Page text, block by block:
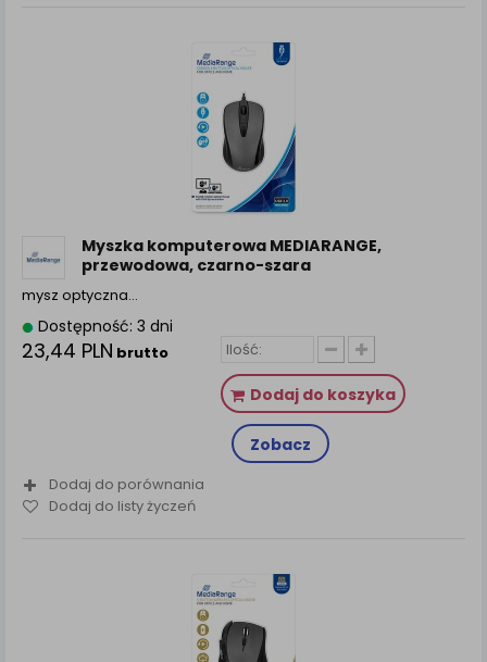
Myszka komputerowa MEDIARANGE,
przewodowa, czarno-szara
mysz optyczna…
Dostępność: 3 dni
23,44 PLN brutto
Dodaj do koszyka
Zobacz
Dodaj do porównania
Dodaj do listy życzeń